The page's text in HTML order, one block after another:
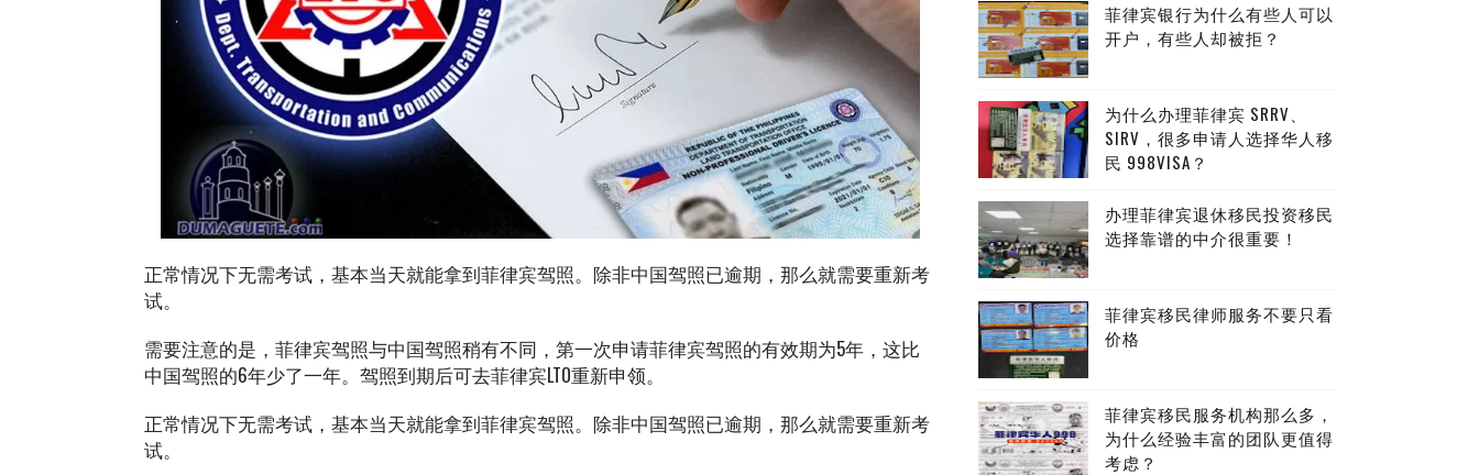
正常情况下无需考试，基本当天就能拿到菲律宾驾照。除非中国驾照已逾期，那么就需要重新考
试。
需要注意的是，菲律宾驾照与中国驾照稍有不同，第一次申请菲律宾驾照的有效期为5年，这比
中国驾照的6年少了一年。驾照到期后可去菲律宾LTO重新申领。
正常情况下无需考试，基本当天就能拿到菲律宾驾照。除非中国驾照已逾期，那么就需要重新考
试。
菲律宾银行为什么有些人可以
开户，有些人却被拒？
为什么办理菲律宾 SRRV、
SIRV，很多申请人选择华人移
民 998VISA？
办理菲律宾退休移民投资移民
选择靠谱的中介很重要！
菲律宾移民律师服务不要只看
价格
菲律宾移民服务机构那么多，
为什么经验丰富的团队更值得
考虑？